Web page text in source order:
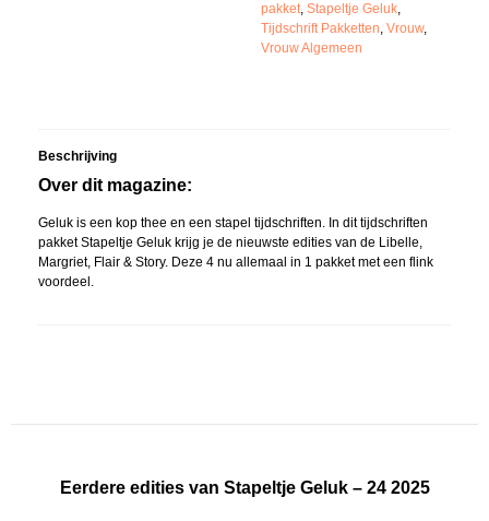
pakket, Stapeltje Geluk,
Tijdschrift Pakketten, Vrouw,
Vrouw Algemeen
Beschrijving
Over dit magazine:
Geluk is een kop thee en een stapel tijdschriften. In dit tijdschriften
pakket Stapeltje Geluk krijg je de nieuwste edities van de Libelle,
Margriet, Flair & Story. Deze 4 nu allemaal in 1 pakket met een flink
voordeel.
Eerdere edities van Stapeltje Geluk – 24 2025